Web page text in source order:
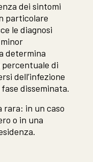
dei sintomi
particolare
le diagnosi
determina
percentuale di
dell’infezione
disseminata.
rara: in un caso
o in una